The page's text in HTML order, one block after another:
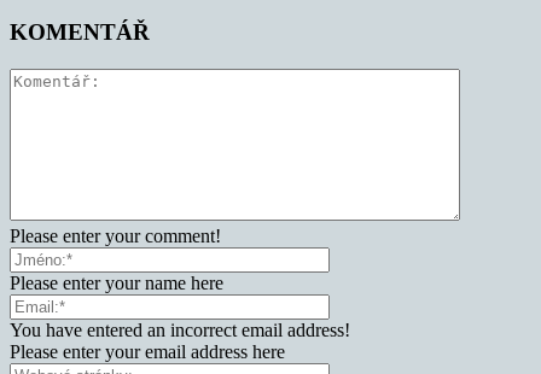
KOMENTÁŘ
Please enter your comment!
Please enter your name here
You have entered an incorrect email address!
Please enter your email address here